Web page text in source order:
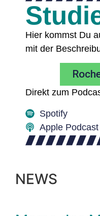
Hier kommst Du
mit der
Direkt zum
Spotify
Apple Podcast
NEWS